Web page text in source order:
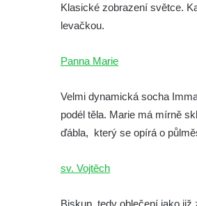
Lysá nad Labem, barokní
Socha Mystik v ZOO
čp. 69/1 v Českých
Klasické zobrazení světce.
levačkou.
Panna Marie
Velmi dynamická socha
podél těla. Marie má mírně
ďábla, který se opírá o
sv. Vojtěch
Biskup, tedy oblečení jako